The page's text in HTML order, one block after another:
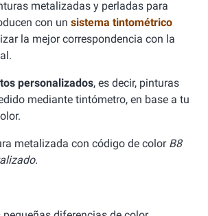
metalizadas y perladas para
con un sistema tintométrico
la mejor correspondencia con la
personalizados, es decir, pinturas
mediante tintómetro, en base a tu
metalizada con código de color B8